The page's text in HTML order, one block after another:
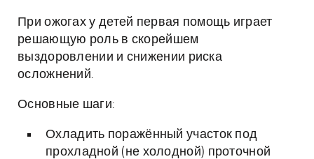
При ожогах у детей первая помощь играет
решающую роль в скорейшем
выздоровлении и снижении риска
осложнений.
Основные шаги:
Охладить поражённый участок под
прохладной (не холодной) проточной